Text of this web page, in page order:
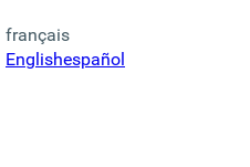
français
Englishespañol